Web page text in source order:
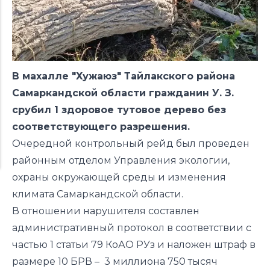
В махалле "Хужаюз" Тайлакского района
Самаркандской области гражданин У. З.
срубил 1 здоровое тутовое дерево без
соответствующего разрешения.
Очередной контрольный рейд был проведен
районным отделом Управления экологии,
охраны окружающей среды и изменения
климата Самаркандской области.
В отношении нарушителя составлен
административный протокол в соответствии с
частью 1 статьи 79 КоАО РУз и наложен штраф в
размере 10 БРВ – 3 миллиона 750 тысяч